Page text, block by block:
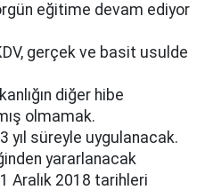
eğitime devam ediyor
gerçek ve basit usulde
diğer hibe
olmamak.
yıl süreyle uygulanacak.
yararlanacak
Aralık 2018 tarihleri